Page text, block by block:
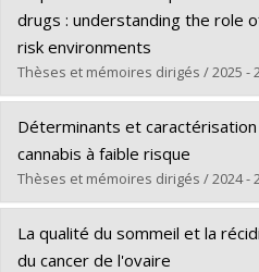
Cycle : Maîtrise
Diplôme obtenu :
Lien vers le document dans
drugs : understanding the role
risk environments
Thèses et mémoires dirigés / 2025 -
Diplômé(e) :Minoyan, Nanor
Cycle :Doctorat
Diplôme obtenu :Ph. D.
Lien vers le document dans
Déterminants et caractérisation
cannabis à faible risque
Thèses et mémoires dirigés / 2024 -
Diplômé(e) : Dubé, Guillaume
Cycle :Maîtrise
La qualité du sommeil et la
du cancer de l'ovaire